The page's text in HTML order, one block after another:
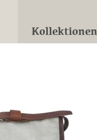
Kollektionen